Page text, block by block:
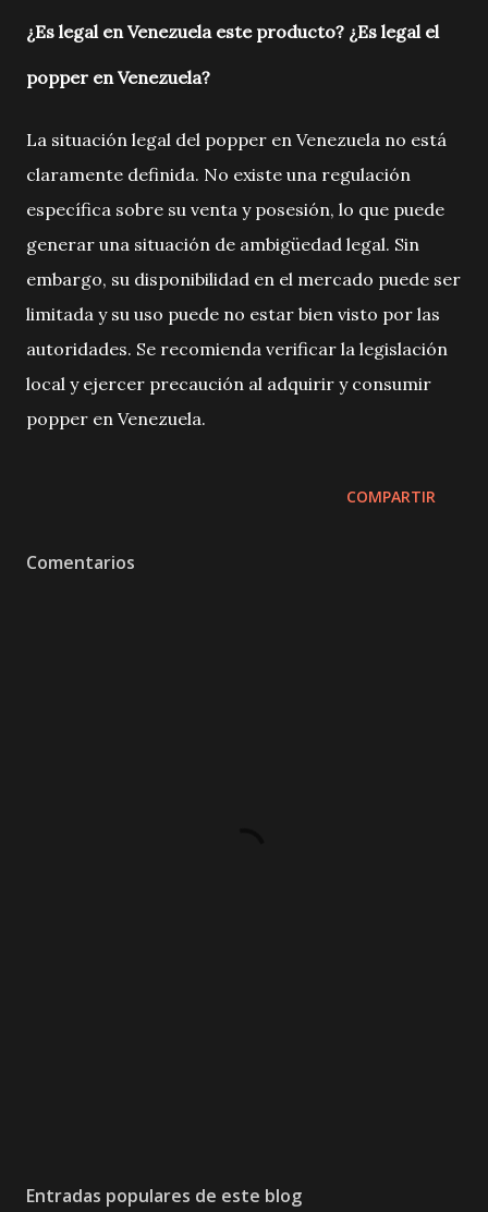
¿Es legal en Venezuela este producto? ¿Es legal el
popper en Venezuela?
La situación legal del popper en Venezuela no está
claramente definida. No existe una regulación
específica sobre su venta y posesión, lo que puede
generar una situación de ambigüedad legal. Sin
embargo, su disponibilidad en el mercado puede ser
limitada y su uso puede no estar bien visto por las
autoridades. Se recomienda verificar la legislación
local y ejercer precaución al adquirir y consumir
popper en Venezuela.
COMPARTIR
Comentarios
Entradas populares de este blog